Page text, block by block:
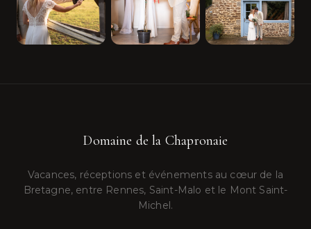
Domaine de la Chapronaie
Vacances, réceptions et événements au cœur de la
Bretagne, entre Rennes, Saint-Malo et le Mont Saint-
Michel.